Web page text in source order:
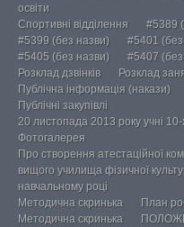
освіти
Спортивні відділення
#5389
#5399 (без назви)
#5401
#5405 (без назви)
#5407
Розклад дзвінків
Розклад
Публічна інформація (накази)
Публічні закупівлі
20 листопада 2013 року учні
Фотогалерея
Про створення атестаційної
вищого училища фізичної
навчальному році
Методична скринька
План
Методична скринька